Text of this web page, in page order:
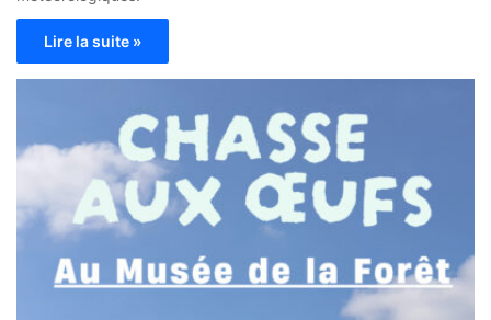
Lire la suite »